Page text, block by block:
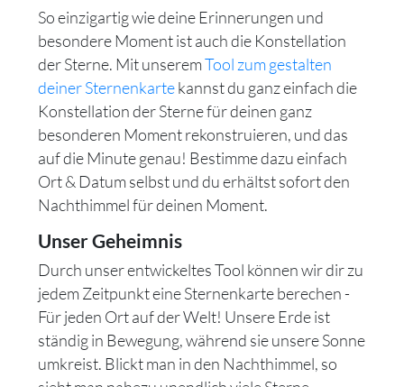
So einzigartig wie deine Erinnerungen und
besondere Moment ist auch die Konstellation
der Sterne. Mit unseremTool zum gestalten
deiner Sternenkartekannst du ganz einfach die
Konstellation der Sterne für deinen ganz
besonderen Moment rekonstruieren, und das
auf die Minute genau! Bestimme dazu einfach
Ort & Datum selbst und du erhältst sofort den
Nachthimmel für deinen Moment.
Unser Geheimnis
Durch unser entwickeltes Tool können wir dir zu
jedem Zeitpunkt eine Sternenkarte berechen -
Für jeden Ort auf der Welt! Unsere Erde ist
ständig in Bewegung, während sie unsere Sonne
umkreist. Blickt man in den Nachthimmel, so